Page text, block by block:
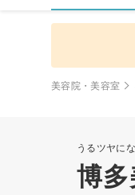
美容院・美容室
うるツヤに
博